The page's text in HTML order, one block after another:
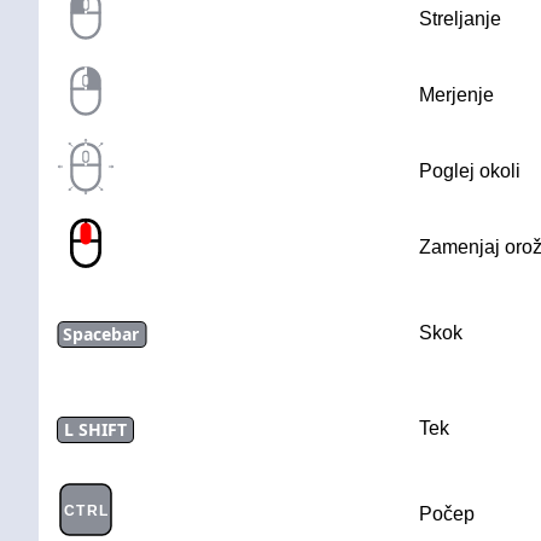
Streljanje
Merjenje
Poglej okoli
Zamenjaj
Spacebar Skok
L SHIFT Tek
CTRL Počep